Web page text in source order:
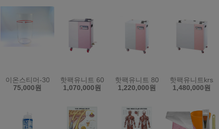
이온스티머-303A비이커
75,000원
핫팩유니트 60L KRS-8PD (한국)
1,070,000원
핫팩유니트 80L KRS-12PD (한국)
1,220,000원
핫팩유니트
1,480,000원